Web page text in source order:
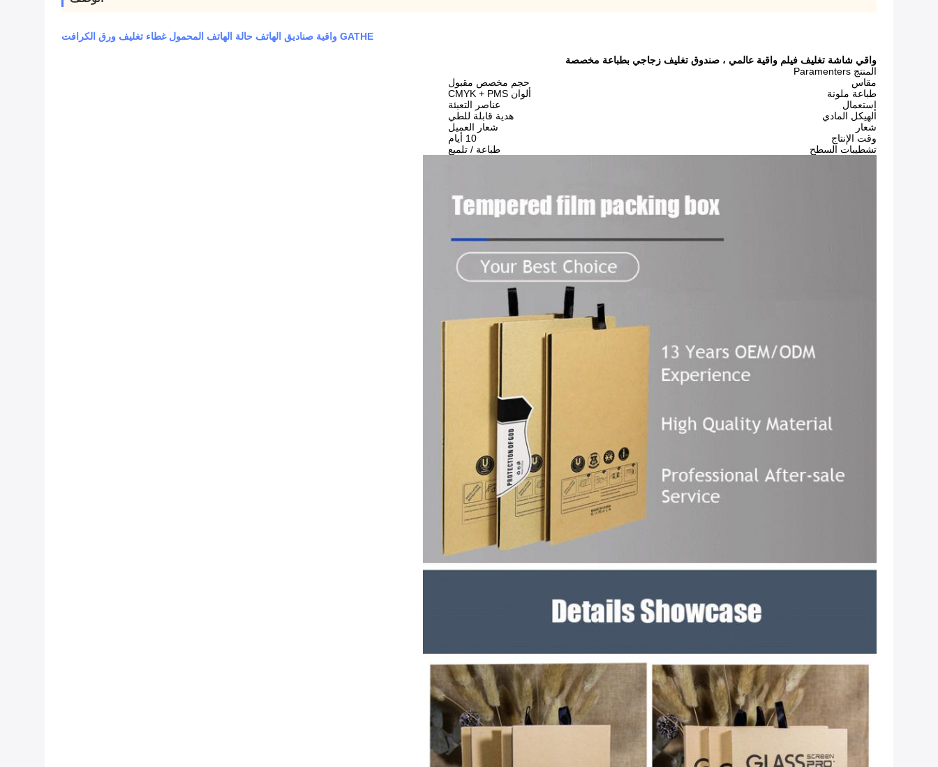
GATHE واقية صناديق الهاتف حالة الهاتف المحمول غطاء تغليف ورق الكرافت
واقي شاشة تغليف فيلم واقية عالمي ، صندوق تغليف زجاجي بطباعة مخصصة
المنتج Paramenters
مقاس
حجم مخصص مقبول
طباعة ملونة
ألوان CMYK + PMS
إستعمال
عناصر التعبئة
الهيكل المادي
هدية قابلة للطي
شعار
شعار العميل
وقت الإنتاج
10 أيام
تشطيبات السطح
طباعة / تلميع